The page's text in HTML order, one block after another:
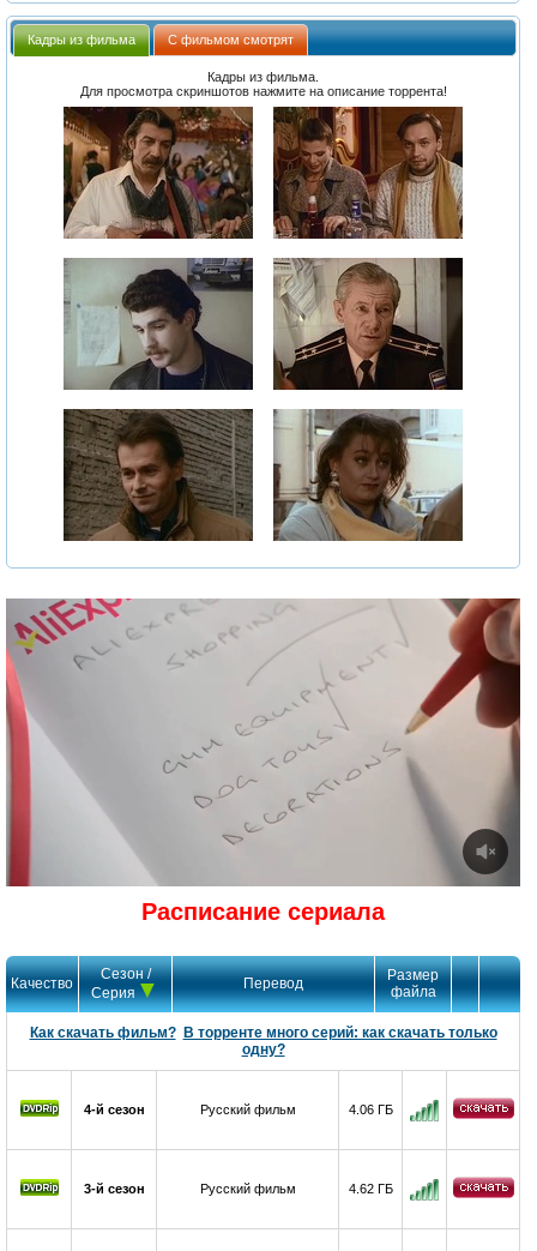
Кадры из фильма С фильмом смотрят
Кадры из фильма.
Для просмотра скриншотов нажмите на описание торрента!
Расписание сериала
Качество
Сезон /
Серия
Перевод
Размер
файла
Как скачать фильм?
В торренте много серий: как скачать только
одну?
4-й сезон Русский фильм 4.06 ГБ
3-й сезон Русский фильм 4.62 ГБ